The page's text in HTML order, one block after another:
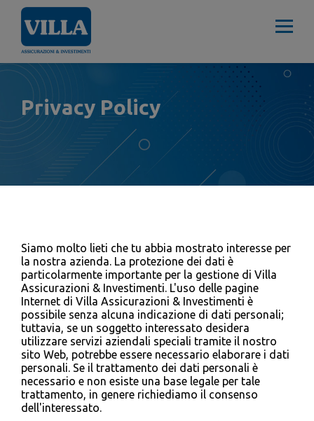
Privacy Policy
Siamo molto lieti che tu abbia mostrato interesse per
la nostra azienda. La protezione dei dati è
particolarmente importante per la gestione di Villa
Assicurazioni & Investimenti. L'uso delle pagine
Internet di Villa Assicurazioni & Investimenti è
possibile senza alcuna indicazione di dati personali;
tuttavia, se un soggetto interessato desidera
utilizzare servizi aziendali speciali tramite il nostro
sito Web, potrebbe essere necessario elaborare i dati
personali. Se il trattamento dei dati personali è
necessario e non esiste una base legale per tale
trattamento, in genere richiediamo il consenso
dell'interessato.